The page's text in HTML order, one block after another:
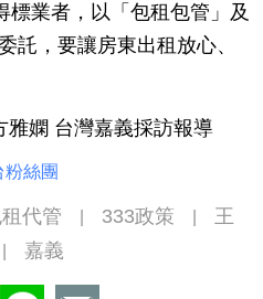
標業者，以「包租包管」及
託，要讓房東出租放心、
雅嫻 台灣嘉義採訪報導
粉絲團
代管 333政策
王
嘉義